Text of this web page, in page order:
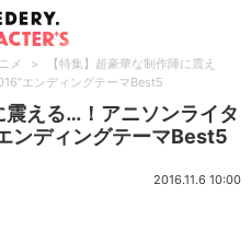
メ >
【特集】超豪華な制作陣に震え
エンディングテーマBest5
震える…！アニソンライタ
ンディングテーマBest5
2016.11.6 10:00